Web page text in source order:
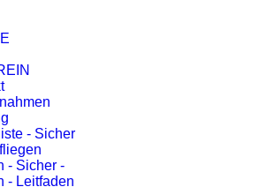
- Sicher
- Sicher -
- Leitfaden